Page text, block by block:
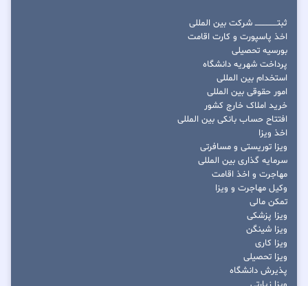
ثبتــــــــــــــــ شرکت بین المللی
اخذ پاسپورت و کارت اقامت
بورسیه تحصیلی
پرداخت شهریه دانشگاه
استخدام بین المللی
امور حقوقی بین المللی
خرید املاک خارج کشور
افتتاح حساب بانکی بین المللی
اخذ ویزا
ویزا توریستی و مسافرتی
سرمایه گذاری بین المللی
مهاجرت و اخذ اقامت
وکیل مهاجرت و ویزا
تمکن مالی
ویزا پزشکی
ویزا شینگن
ویزا کاری
ویزا تحصیلی
پذیرش دانشگاه